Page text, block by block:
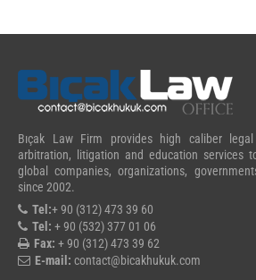
Bıçak Law Firm provides high caliber legal
arbitration, litigation and education services
global companies, organizations,
since 2002.
Tel:+ 90 (312) 473 39 60
Tel: + 90 (532) 377 01 06
Fax: + 90 (312) 473 39 62
E-mail: contact@bicakhukuk.com